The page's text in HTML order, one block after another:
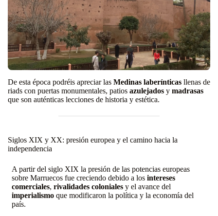
De esta época podréis apreciar las Medinas laberínticas llenas de
riads con puertas monumentales, patios azulejados y madrasas
que son auténticas lecciones de historia y estética.
Siglos XIX y XX: presión europea y el camino hacia la
independencia
A partir del siglo XIX la presión de las potencias europeas
sobre Marruecos fue creciendo debido a los intereses
comerciales, rivalidades coloniales y el avance del
imperialismo que modificaron la política y la economía del
país.